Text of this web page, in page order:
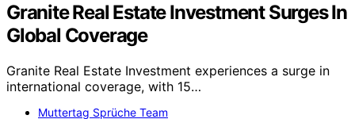
Granite Real Estate Investment Surges In
Global Coverage
Granite Real Estate Investment experiences a surge in
international coverage, with 15…
Muttertag Sprüche Team